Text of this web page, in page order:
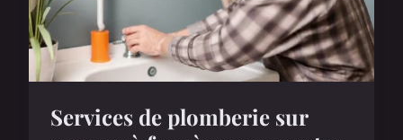
Services de plomberie sur